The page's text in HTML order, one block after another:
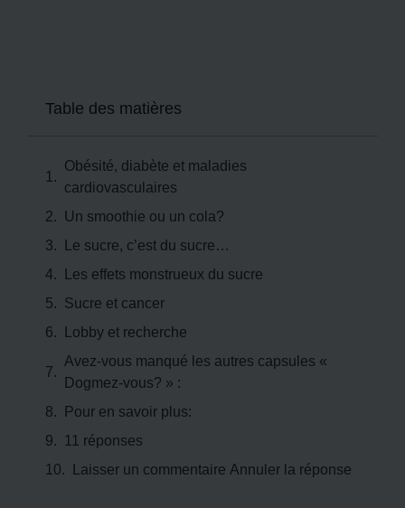
Table des matières
Obésité, diabète et maladies
cardiovasculaires
Un smoothie ou un cola?
Le sucre, c’est du sucre…
Les effets monstrueux du sucre
Sucre et cancer
Lobby et recherche
Avez-vous manqué les autres capsules «
Dogmez-vous? » :
Pour en savoir plus:
11 réponses
Laisser un commentaire Annuler la réponse